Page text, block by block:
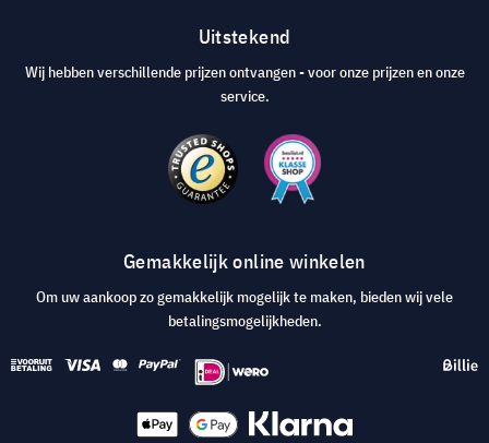
Uitstekend
Wij hebben verschillende prijzen ontvangen - voor onze prijzen en onze
service.
Gemakkelijk online winkelen
Om uw aankoop zo gemakkelijk mogelijk te maken, bieden wij vele
betalingsmogelijkheden.